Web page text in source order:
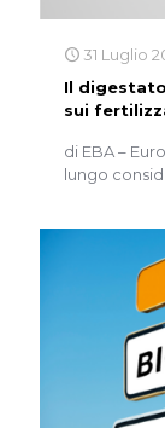
31 Luglio
Il
sui
di EBA –
lungo